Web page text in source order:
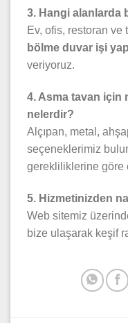
3. Hangi alanlarda
Ev, ofis, restoran ve
bölme duvar işi
veriyoruz.
4. Asma tavan için
nelerdir?
Alçıpan, metal,
seçeneklerimiz
gerekliliklerine göre
5. Hizmetinizden
Web sitemiz
bize ulaşarak keşif